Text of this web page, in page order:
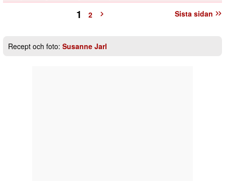
Sista sidan
1 2
Recept och foto: Susanne Jarl